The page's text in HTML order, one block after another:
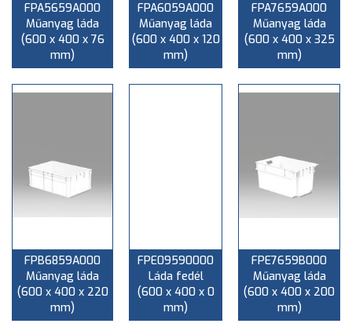
FPA5659A000
Műanyag láda
(600 x 400 x 76
mm)
FPA6059A000
Műanyag láda
(600 x 400 x 120
mm)
FPA7659A000
Műanyag láda
(600 x 400 x 325
mm)
FPB6859A000
Műanyag láda
(600 x 400 x 220
mm)
FPE09590000
Láda fedél
(600 x 400 x 0
mm)
FPE7659B000
Műanyag láda
(600 x 400 x 200
mm)